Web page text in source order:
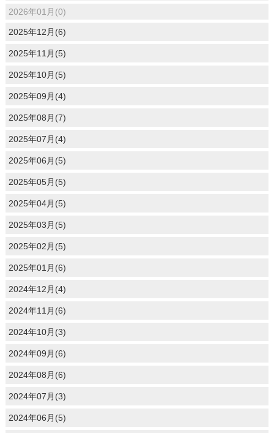
2026年01月(0)
2025年12月(6)
2025年11月(5)
2025年10月(5)
2025年09月(4)
2025年08月(7)
2025年07月(4)
2025年06月(5)
2025年05月(5)
2025年04月(5)
2025年03月(5)
2025年02月(5)
2025年01月(6)
2024年12月(4)
2024年11月(6)
2024年10月(3)
2024年09月(6)
2024年08月(6)
2024年07月(3)
2024年06月(5)